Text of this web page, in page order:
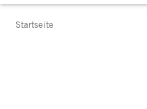
Startseite